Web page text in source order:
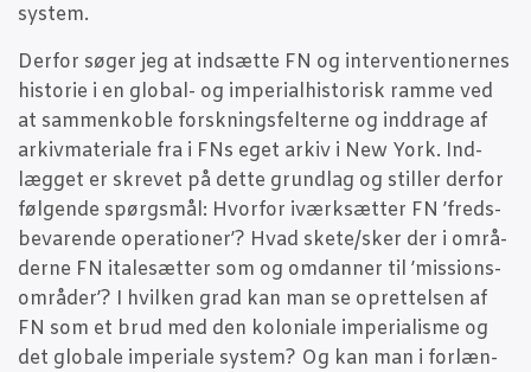
system.
Der­for søger jeg at ind­sæt­te FN og inter­ven­tio­ner­nes
histo­rie i en glo­bal- og impe­ri­al­hi­sto­risk ram­me ved
at sam­men­kob­le forsk­nings­fel­ter­ne og ind­dra­ge af
arkiv­ma­te­ri­a­le fra i FNs eget arkiv i New York. Ind­
læg­get er skre­vet på det­te grund­lag og stil­ler der­for
føl­gen­de spørgs­mål: Hvor­for iværk­sæt­ter FN ’freds­
be­va­ren­de ope­ra­tio­ner’? Hvad skete/sker der i områ­
der­ne FN ita­le­sæt­ter som og omdan­ner til ’mis­sions­
om­rå­der’? I hvil­ken grad kan man se opret­tel­sen af
FN som et brud med den kolo­ni­a­le impe­ri­a­lis­me og
det glo­ba­le impe­ri­a­le system? Og kan man i for­læn­